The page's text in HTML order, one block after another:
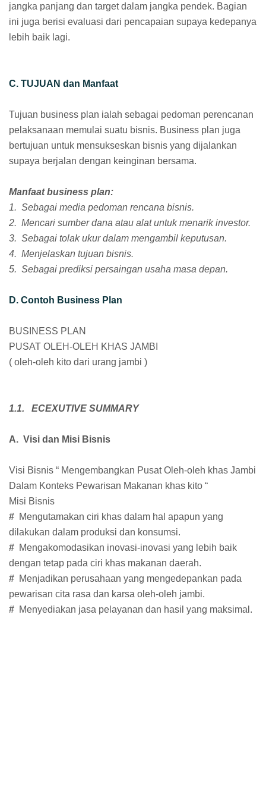
jangka panjang dan target dalam jangka pendek. Bagian
ini juga berisi evaluasi dari pencapaian supaya kedepanya
lebih baik lagi.
C. TUJUAN dan Manfaat
Tujuan business plan ialah sebagai pedoman perencanan
pelaksanaan memulai suatu bisnis. Business plan juga
bertujuan untuk mensukseskan bisnis yang dijalankan
supaya berjalan dengan keinginan bersama.
Manfaat business plan:
1. Sebagai media pedoman rencana bisnis.
2. Mencari sumber dana atau alat untuk menarik investor.
3. Sebagai tolak ukur dalam mengambil keputusan.
4. Menjelaskan tujuan bisnis.
5. Sebagai prediksi persaingan usaha masa depan.
D. Contoh Business Plan
BUSINESS PLAN
PUSAT OLEH-OLEH KHAS JAMBI
( oleh-oleh kito dari urang jambi )
1.1. ECEXUTIVE SUMMARY
A. Visi dan Misi Bisnis
Visi Bisnis “ Mengembangkan Pusat Oleh-oleh khas Jambi
Dalam Konteks Pewarisan Makanan khas kito “
Misi Bisnis
# Mengutamakan ciri khas dalam hal apapun yang
dilakukan dalam produksi dan konsumsi.
# Mengakomodasikan inovasi-inovasi yang lebih baik
dengan tetap pada ciri khas makanan daerah.
# Menjadikan perusahaan yang mengedepankan pada
pewarisan cita rasa dan karsa oleh-oleh jambi.
# Menyediakan jasa pelayanan dan hasil yang maksimal.